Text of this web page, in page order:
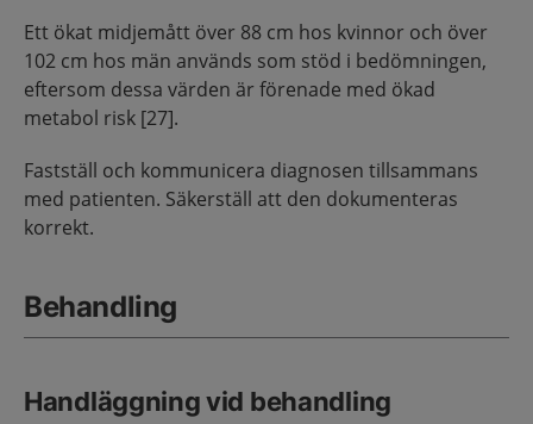
Ett ökat midjemått över 88 cm hos kvinnor och över
102 cm hos män används som stöd i bedömningen,
eftersom dessa värden är förenade med ökad
metabol risk [27].
Fastställ och kommunicera diagnosen tillsammans
med patienten. Säkerställ att den dokumenteras
korrekt.
Behandling
Handläggning vid behandling